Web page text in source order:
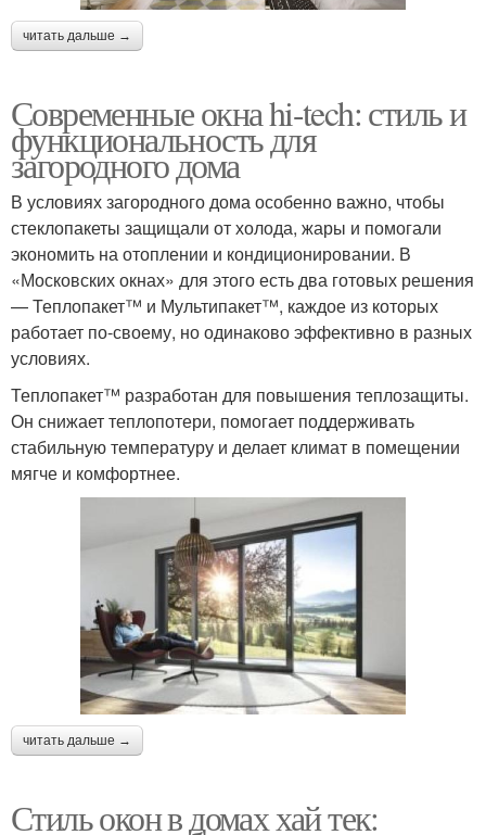
читать дальше →
Современные окна hi-tech: стиль и
функциональность для
загородного дома
В условиях загородного дома особенно важно, чтобы
стеклопакеты защищали от холода, жары и помогали
экономить на отоплении и кондиционировании. В
«Московских окнах» для этого есть два готовых решения
— Теплопакет™ и Мультипакет™, каждое из которых
работает по-своему, но одинаково эффективно в разных
условиях.
Теплопакет™ разработан для повышения теплозащиты.
Он снижает теплопотери, помогает поддерживать
стабильную температуру и делает климат в помещении
мягче и комфортнее.
читать дальше →
Стиль окон в домах хай тек: